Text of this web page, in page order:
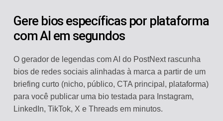
Gere bios específicas por plataforma
com AI em segundos
O gerador de legendas com AI do PostNext rascunha
bios de redes sociais alinhadas à marca a partir de um
briefing curto (nicho, público, CTA principal, plataforma)
para você publicar uma bio testada para Instagram,
LinkedIn, TikTok, X e Threads em minutos.